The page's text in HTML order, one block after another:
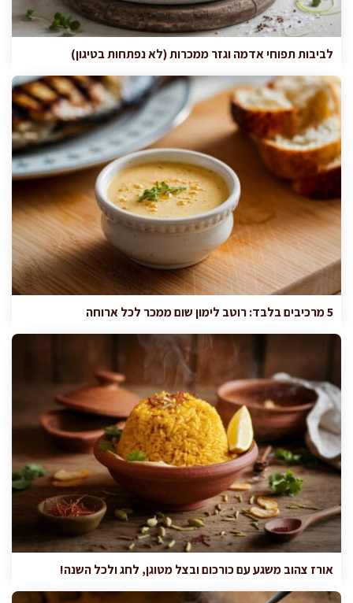
לביבות תפוחי אדמה וגזר ממכרות (לא נפתחות בטיגון)
5 מרכיבים בלבד: רוטב לימון שום ממכר לכל ארוחה
אורז צהוב משגע עם כורכום ובצל מטוגן, לחג ולכל השנה!